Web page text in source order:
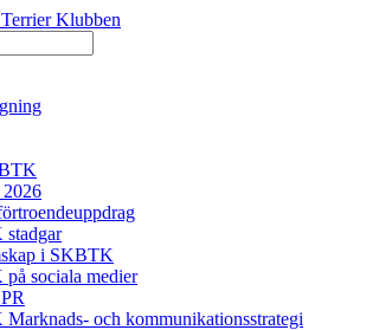
Klubben
2026
i SKBTK
sociala medier
och kommunikationsstrategi